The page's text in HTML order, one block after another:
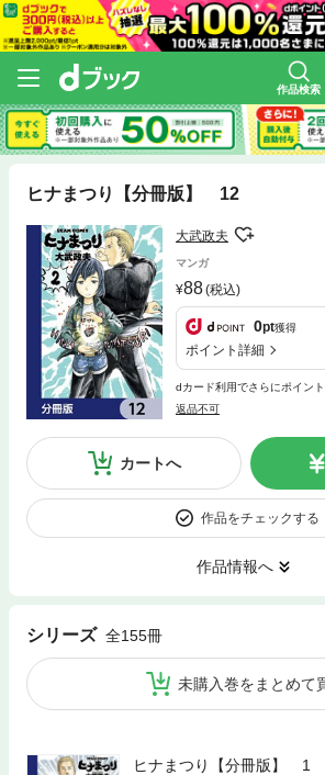
作品検索
ヒナまつり【分冊版】 12
大武政夫
マンガ
88(税込)
0pt獲得
ポイント詳細
dカード利用でさらにポイン
返品不可
カートへ
作品をチェックする
作品情報へ
シリーズ 全155冊
未購入巻をまとめて
ヒナまつり【分冊版】 1